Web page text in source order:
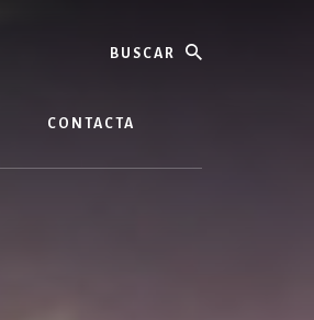
CONTACTA